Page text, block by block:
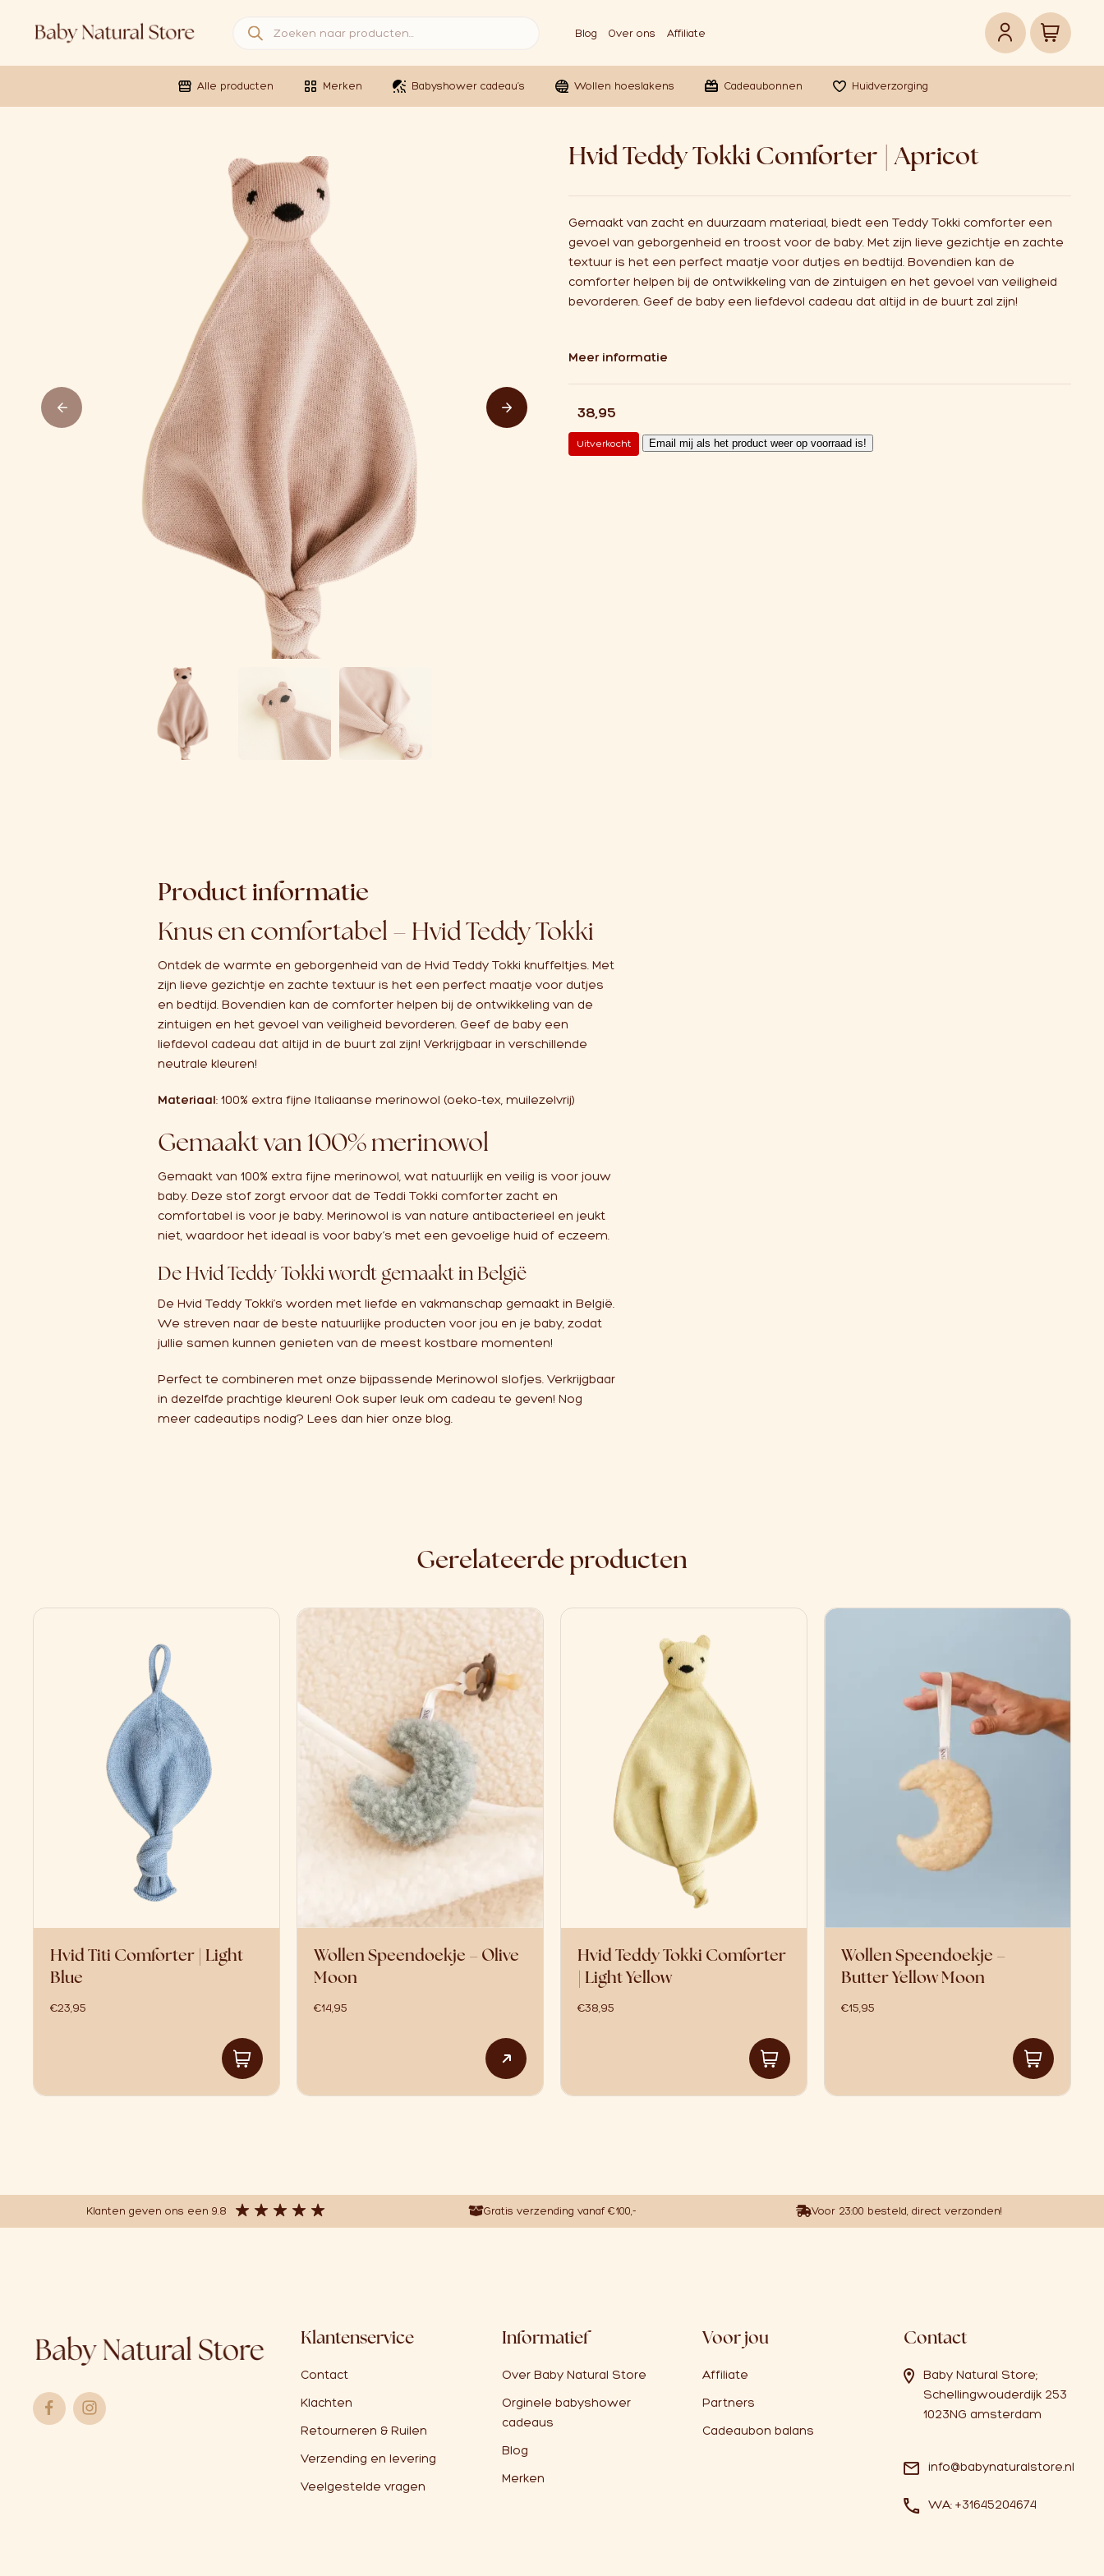
Blog
Over ons Affiliate
Alle producten Merken Babyshower cadeau’s Wollen hoeslakens Cadeaubonnen Huidverzorging
Hvid Teddy Tokki Comforter | Apricot
Gemaakt van zacht en duurzaam materiaal, biedt een Teddy Tokki comforter een
gevoel van geborgenheid en troost voor de baby. Met zijn lieve gezichtje en zachte
textuur is het een perfect maatje voor dutjes en bedtijd. Bovendien kan de
comforter helpen bij de ontwikkeling van de zintuigen en het gevoel van veiligheid
bevorderen. Geef de baby een liefdevol cadeau dat altijd in de buurt zal zijn!
Meer informatie
38,95
Uitverkocht Email mij als het product weer op voorraad is!
Product informatie
Knus en comfortabel – Hvid Teddy Tokki
Ontdek de warmte en geborgenheid van de Hvid Teddy Tokki knuffeltjes. Met
zijn lieve gezichtje en zachte textuur is het een perfect maatje voor dutjes
en bedtijd. Bovendien kan de comforter helpen bij de ontwikkeling van de
zintuigen en het gevoel van veiligheid bevorderen. Geef de baby een
liefdevol cadeau dat altijd in de buurt zal zijn! Verkrijgbaar in verschillende
neutrale kleuren!
Materiaal: 100% extra fijne Italiaanse merinowol (oeko-tex, muilezelvrij)
Gemaakt van 100% merinowol
Gemaakt van 100% extra fijne merinowol, wat natuurlijk en veilig is voor jouw
baby. Deze stof zorgt ervoor dat de Teddi Tokki comforter zacht en
comfortabel is voor je baby. Merinowol is van nature antibacterieel en jeukt
niet, waardoor het ideaal is voor baby’s met een gevoelige huid of eczeem.
De Hvid Teddy Tokki wordt gemaakt in België
De Hvid Teddy Tokki’s worden met liefde en vakmanschap gemaakt in België.
We streven naar de beste natuurlijke producten voor jou en je baby, zodat
jullie samen kunnen genieten van de meest kostbare momenten!
Perfect te combineren met onze bijpassende Merinowol slofjes. Verkrijgbaar
in dezelfde prachtige kleuren! Ook super leuk om cadeau te geven! Nog
meer cadeautips nodig? Lees dan hier onze blog.
Gerelateerde producten
Hvid Titi Comforter | Light
Blue
€23,95
Wollen Speendoekje – Olive
Moon
€14,95
Dit product heeft meerdere variaties. Deze optie kan gekozen worden op de productpagina
Hvid Teddy Tokki Comforter
| Light Yellow
€38,95
Wollen Speendoekje –
Butter Yellow Moon
€15,95
Klanten geven ons een 9.8 Gratis verzending vanaf €100,- Voor 23:00 besteld, direct verzonden!
Klantenservice
Contact
Klachten
Retourneren & Ruilen
Verzending en levering
Veelgestelde vragen
Informatief
Over Baby Natural Store
Orginele babyshower
cadeaus
Blog
Merken
Voor jou
Affiliate
Partners
Cadeaubon balans
Contact
Baby Natural Store;
Schellingwouderdijk 253
1023NG amsterdam
info@babynaturalstore.nl
WA: +31645204674